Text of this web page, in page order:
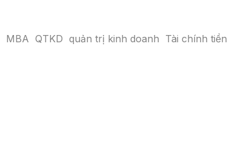
MBA QTKD quản trị kinh doanh Tài chính tiền